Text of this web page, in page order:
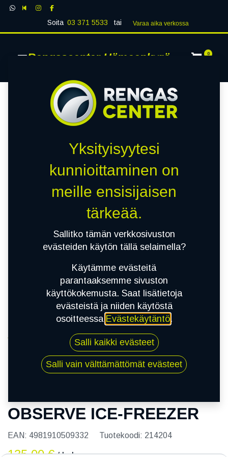
Soita 03 371 5533 tai Varaa aika verk​​​​ossa
Rengascenter Hämeenkyrö 0
215/60R16 95T TOYO OBSERVE ICE-FREEZER
OBSERVE ICE-FREEZER
EAN: 4981910509332 Tuotekoodi: 214204
135,00€
Yksityisyytesi
kunnioittaminen on
meille ensisijaisen
tärkeää.
Sallitko tämän verkkosivuston
evästeiden käytön tällä selaimella?
Käytämme evästeitä
parantaaksemme sivuston
käyttökokemusta. Saat lisätietoja
evästeistä ja niiden käytöstä
osoitteessa Evästekäytäntö.
Salli kaikki evästeet
Salli vain välttämättömät evästeet